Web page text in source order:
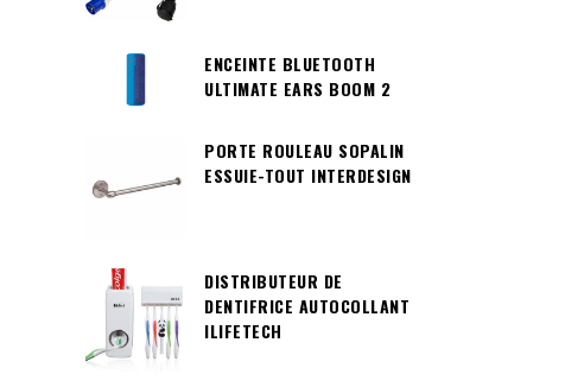
ENCEINTE BLUETOOTH
ULTIMATE EARS BOOM 2
PORTE ROULEAU SOPALIN
ESSUIE-TOUT INTERDESIGN
DISTRIBUTEUR DE
DENTIFRICE AUTOCOLLANT
ILIFETECH